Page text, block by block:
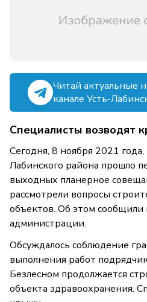
Читай актуальные
канале Усть-
Специалисты возводят
Сегодня, 8 ноября 2021
Лабинского района прошло
выходных планерное
рассмотрели вопросы
объектов. Об этом сообщили
администрации.
Обсуждалось соблюдение
выполнения работ
Безлесном продолжается
объекта здравоохранения.